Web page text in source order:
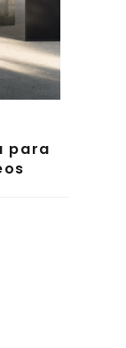
para